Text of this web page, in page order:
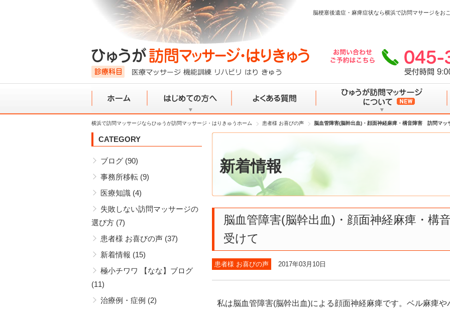
脳梗塞後遺症・麻痺症状なら横浜で訪問マサージをお
ホーム
横浜で訪問マッサージならひゅうが訪問マッサージ・はりきゅうホーム 患者様 お喜びの声 脳血管障害(脳幹出血)・顔面神経麻痺・構音障害 訪問マッ
新着情報
脳血管障害(脳幹出血)・顔面神経麻痺・
受けて
患者様 お喜びの声 2017年03月10日
私は脳血管障害(脳幹出血)による顔面神経麻痺です。ベル麻痺
CATEGORY
ブログ (90)
事務所移転 (9)
医療知識 (4)
失敗しない訪問マッサージの
選び方 (7)
患者様 お喜びの声 (37)
新着情報 (15)
極小チワワ 【なな】ブログ
(11)
治療例・症例 (2)